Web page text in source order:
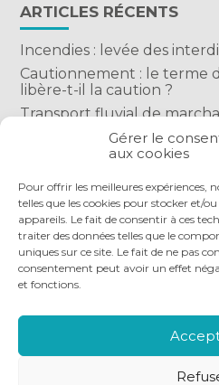
Gérer le
aux cookies
Pour offrir les meilleures expériences,
telles que les cookies pour stocker et/
appareils. Le fait de consentir à ces
traiter des données telles que le
uniques sur ce site. Le fait de ne pas
consentement peut avoir un effet
et fonctions.
ARTICLES RÉCENTS
Incendies : levée des
Cautionnement : le terme
libère-t-il la caution ?
Transport fluvial de
financière bienvenue
Succession : les donations
Principale
NOS OUTILS
NOUS REJOINDRE